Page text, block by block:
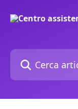
Cerca articoli…